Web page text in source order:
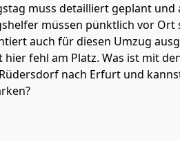
muss detailliert geplant und
müssen pünktlich vor Ort
auch für diesen Umzug
hier fehl am Platz. Was ist mit
nach Erfurt und